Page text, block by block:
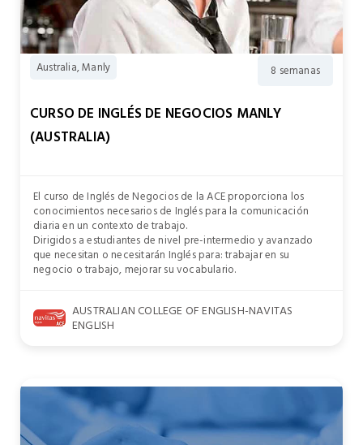
Australia, Manly 8 semanas
CURSO DE INGLÉS DE NEGOCIOS MANLY
(AUSTRALIA)
El curso de Inglés de Negocios de la ACE proporciona los
conocimientos necesarios de Inglés para la comunicación
diaria en un contexto de trabajo.
Dirigidos a estudiantes de nivel pre-intermedio y avanzado
que necesitan o necesitarán Inglés para: trabajar en su
negocio o trabajo, mejorar su vocabulario.
AUSTRALIAN COLLEGE OF ENGLISH-NAVITAS
ENGLISH